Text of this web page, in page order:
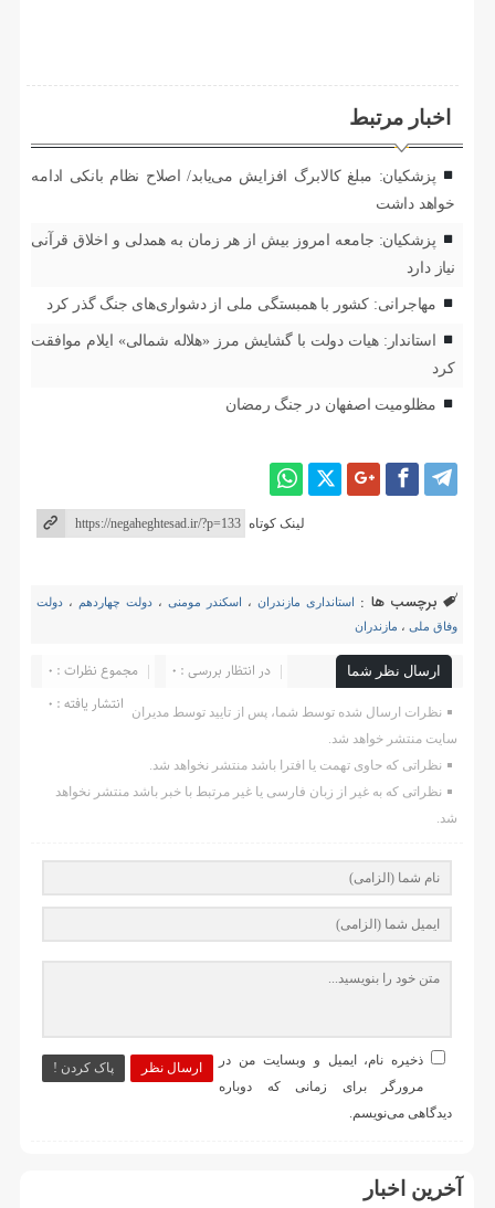
اخبار مرتبط
پزشکیان: مبلغ کالابرگ افزایش می‌یابد/ اصلاح نظام بانکی ادامه
خواهد داشت
پزشکیان: جامعه امروز بیش از هر زمان به همدلی و اخلاق قرآنی
نیاز دارد
مهاجرانی: کشور با همبستگی ملی از دشواری‌های جنگ گذر کرد
استاندار: هیات دولت با گشایش مرز «هلاله شمالی» ایلام موافقت
کرد
مظلومیت اصفهان در جنگ رمضان
لینک کوتاه
برچسب ها : استانداری مازندران ، اسکندر مومنی، دولت چهاردهم ، دولت
وفاق ملی ، مازندران
ارسال نظر شما مجموع نظرات : 0
در انتظار بررسی : 0
انتشار یافته : ۰
نظرات ارسال شده توسط شما، پس از تایید توسط مدیران
سایت منتشر خواهد شد.
نظراتی که حاوی تهمت یا افترا باشد منتشر نخواهد شد.
نظراتی که به غیر از زبان فارسی یا غیر مرتبط با خبر باشد منتشر نخواهد
شد.
ارسال نظر پاک کردن !
ذخیره نام، ایمیل و وبسایت من در
مرورگر برای زمانی که دوباره
دیدگاهی می‌نویسم.
آخرین اخبار